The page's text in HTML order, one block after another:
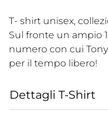
T- shirt unisex,
Sul fronte un ampio
numero con cui
per il tempo libero!
Dettagli T-Shirt